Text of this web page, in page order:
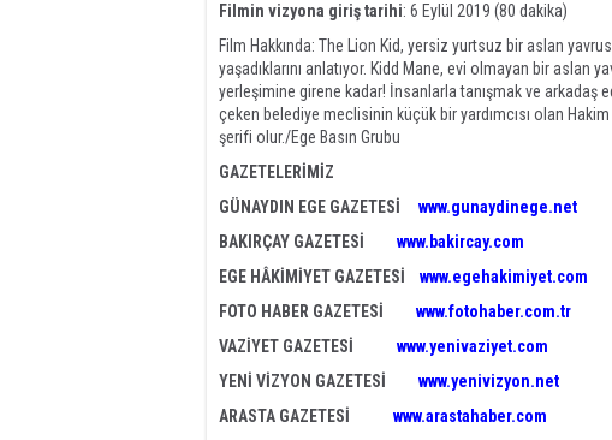
Filmin vizyona giriş tarihi: 6 Eylül 2019 (80 dakika)
Film Hakkında: The Lion Kid, yersiz yurtsuz bir aslan
yaşadıklarını anlatıyor. Kidd Mane, evi olmayan bir aslan
yerleşimine girene kadar! İnsanlarla tanışmak ve arkadaş
çeken belediye meclisinin küçük bir yardımcısı olan
şerifi olur./Ege Basın Grubu
GAZETELERİMİZ
GÜNAYDIN EGE GAZETESİ
www.gunaydinege.net
BAKIRÇAY GAZETESİ www.bakircay.com
EGE HÂKİMİYET GAZETESİ
www.egehakimiyet.com
FOTO HABER GAZETESİ
www.fotohaber.com.tr
VAZİYET GAZETESİ www.yenivaziyet.com
YENİ VİZYON GAZETESİ
www.yenivizyon.net
ARASTA GAZETESİ www.arastahaber.com